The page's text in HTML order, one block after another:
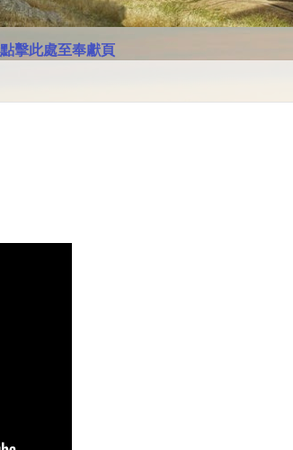
擊此處至奉獻頁